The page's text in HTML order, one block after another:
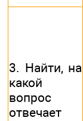
3. Найти, на
какой
вопрос
отвечает